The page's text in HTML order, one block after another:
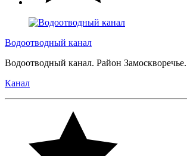
Водоотводный канал
Водоотводный канал. Район Замоскворечье.
Канал